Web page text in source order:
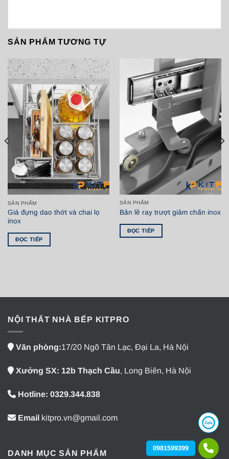
SẢN PHẨM TƯƠNG TỰ
SẢN PHẨM
Giá đựng dao thớt và chai lọ
inox
ĐỌC TIẾP
SẢN PHẨM
Bản lề ray trượt giảm chấn inox
ĐỌC TIẾP
NỘI THẤT NHÀ BẾP KITPRO
Văn phòng:17/20 Ngõ Tân Lạc, Đại La, Hà Nội
Xưởng SX: 12b Thạch Cầu, Long Biên, Hà Nội
Hotline: 0329.344.838
Email kitpro.vn@gmail.com
DANH MỤC SẢN PHẨM
0981599399